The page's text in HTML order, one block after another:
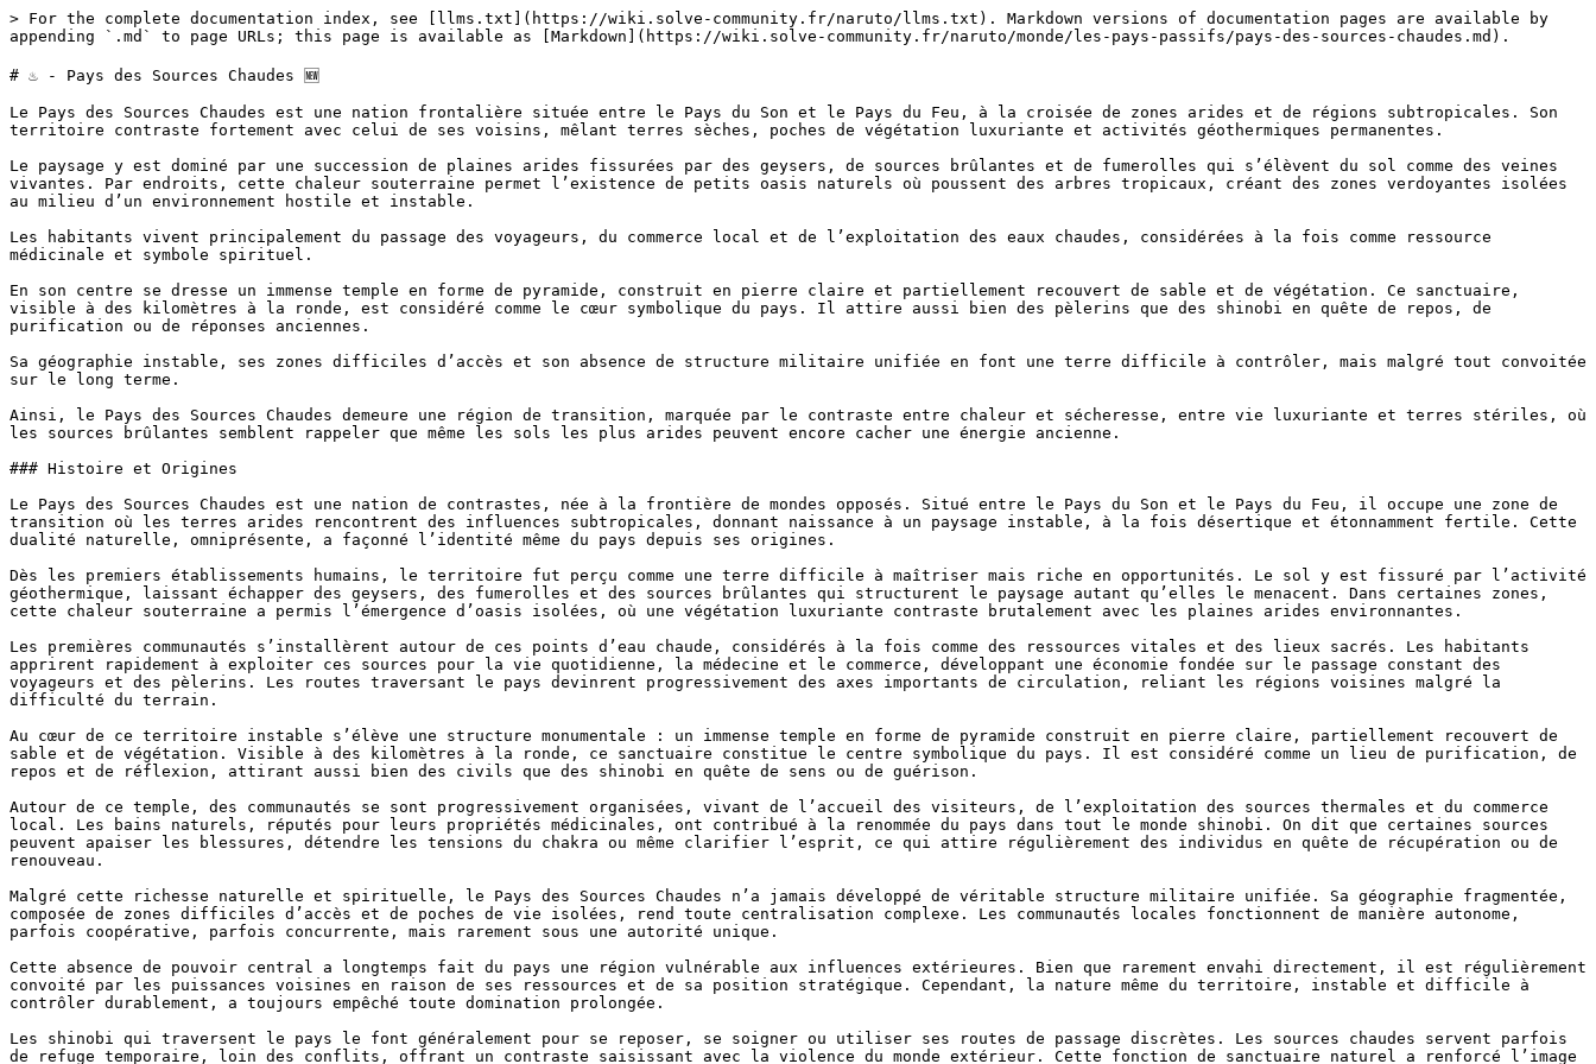
> For the complete documentation index, see [llms.txt](https://wiki.solve-community.fr/naruto/llms.txt). Markdown versions of documentation pages are available by
appending `.md` to page URLs; this page is available as [Markdown](https://wiki.solve-community.fr/naruto/monde/les-pays-passifs/pays-des-sources-chaudes.md).
# ♨️ - Pays des Sources Chaudes 🆕
Le Pays des Sources Chaudes est une nation frontalière située entre le Pays du Son et le Pays du Feu, à la croisée de zones arides et de régions subtropicales. Son
territoire contraste fortement avec celui de ses voisins, mêlant terres sèches, poches de végétation luxuriante et activités géothermiques permanentes.
Le paysage y est dominé par une succession de plaines arides fissurées par des geysers, de sources brûlantes et de fumerolles qui s’élèvent du sol comme des veines
vivantes. Par endroits, cette chaleur souterraine permet l’existence de petits oasis naturels où poussent des arbres tropicaux, créant des zones verdoyantes isolées
au milieu d’un environnement hostile et instable.
Les habitants vivent principalement du passage des voyageurs, du commerce local et de l’exploitation des eaux chaudes, considérées à la fois comme ressource
médicinale et symbole spirituel.
En son centre se dresse un immense temple en forme de pyramide, construit en pierre claire et partiellement recouvert de sable et de végétation. Ce sanctuaire,
visible à des kilomètres à la ronde, est considéré comme le cœur symbolique du pays. Il attire aussi bien des pèlerins que des shinobi en quête de repos, de
purification ou de réponses anciennes.
Sa géographie instable, ses zones difficiles d’accès et son absence de structure militaire unifiée en font une terre difficile à contrôler, mais malgré tout convoitée
sur le long terme.
Ainsi, le Pays des Sources Chaudes demeure une région de transition, marquée par le contraste entre chaleur et sécheresse, entre vie luxuriante et terres stériles, où
les sources brûlantes semblent rappeler que même les sols les plus arides peuvent encore cacher une énergie ancienne.
### Histoire et Origines
Le Pays des Sources Chaudes est une nation de contrastes, née à la frontière de mondes opposés. Situé entre le Pays du Son et le Pays du Feu, il occupe une zone de
transition où les terres arides rencontrent des influences subtropicales, donnant naissance à un paysage instable, à la fois désertique et étonnamment fertile. Cette
dualité naturelle, omniprésente, a façonné l’identité même du pays depuis ses origines.
Dès les premiers établissements humains, le territoire fut perçu comme une terre difficile à maîtriser mais riche en opportunités. Le sol y est fissuré par l’activité
géothermique, laissant échapper des geysers, des fumerolles et des sources brûlantes qui structurent le paysage autant qu’elles le menacent. Dans certaines zones,
cette chaleur souterraine a permis l’émergence d’oasis isolées, où une végétation luxuriante contraste brutalement avec les plaines arides environnantes.
Les premières communautés s’installèrent autour de ces points d’eau chaude, considérés à la fois comme des ressources vitales et des lieux sacrés. Les habitants
apprirent rapidement à exploiter ces sources pour la vie quotidienne, la médecine et le commerce, développant une économie fondée sur le passage constant des
voyageurs et des pèlerins. Les routes traversant le pays devinrent progressivement des axes importants de circulation, reliant les régions voisines malgré la
difficulté du terrain.
Au cœur de ce territoire instable s’élève une structure monumentale : un immense temple en forme de pyramide construit en pierre claire, partiellement recouvert de
sable et de végétation. Visible à des kilomètres à la ronde, ce sanctuaire constitue le centre symbolique du pays. Il est considéré comme un lieu de purification, de
repos et de réflexion, attirant aussi bien des civils que des shinobi en quête de sens ou de guérison.
Autour de ce temple, des communautés se sont progressivement organisées, vivant de l’accueil des visiteurs, de l’exploitation des sources thermales et du commerce
local. Les bains naturels, réputés pour leurs propriétés médicinales, ont contribué à la renommée du pays dans tout le monde shinobi. On dit que certaines sources
peuvent apaiser les blessures, détendre les tensions du chakra ou même clarifier l’esprit, ce qui attire régulièrement des individus en quête de récupération ou de
renouveau.
Malgré cette richesse naturelle et spirituelle, le Pays des Sources Chaudes n’a jamais développé de véritable structure militaire unifiée. Sa géographie fragmentée,
composée de zones difficiles d’accès et de poches de vie isolées, rend toute centralisation complexe. Les communautés locales fonctionnent de manière autonome,
parfois coopérative, parfois concurrente, mais rarement sous une autorité unique.
Cette absence de pouvoir central a longtemps fait du pays une région vulnérable aux influences extérieures. Bien que rarement envahi directement, il est régulièrement
convoité par les puissances voisines en raison de ses ressources et de sa position stratégique. Cependant, la nature même du territoire, instable et difficile à
contrôler durablement, a toujours empêché toute domination prolongée.
Les shinobi qui traversent le pays le font généralement pour se reposer, se soigner ou utiliser ses routes de passage discrètes. Les sources chaudes servent parfois
de refuge temporaire, loin des conflits, offrant un contraste saisissant avec la violence du monde extérieur. Cette fonction de sanctuaire naturel a renforcé l’image